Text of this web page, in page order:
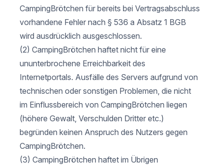
CampingBrötchen für bereits bei Vertragsabschluss
vorhandene Fehler nach § 536 a Absatz 1 BGB
wird ausdrücklich ausgeschlossen.
(2) CampingBrötchen haftet nicht für eine
ununterbrochene Erreichbarkeit des
Internetportals. Ausfälle des Servers aufgrund von
technischen oder sonstigen Problemen, die nicht
im Einflussbereich von CampingBrötchen liegen
(höhere Gewalt, Verschulden Dritter etc.)
begründen keinen Anspruch des Nutzers gegen
CampingBrötchen.
(3) CampingBrötchen haftet im Übrigen